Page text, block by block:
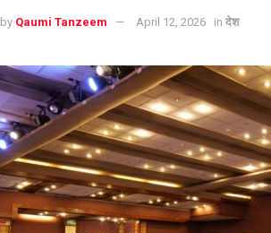
by Qaumi Tanzeem April 12, 2026 in देश